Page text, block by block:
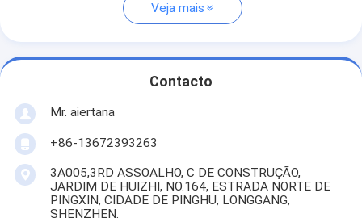
Veja mais
Contacto
Mr. aiertana
+86-13672393263
3A005,3RD ASSOALHO, C DE CONSTRUÇÃO,
JARDIM DE HUIZHI, NO.164, ESTRADA NORTE DE
PINGXIN, CIDADE DE PINGHU, LONGGANG,
SHENZHEN.